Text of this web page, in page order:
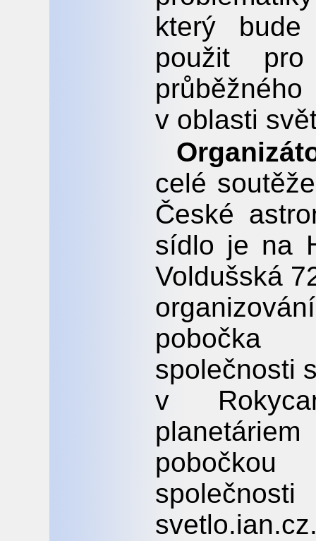
který
použit
v oblasti
celé
České
sídlo je na
Voldušská
pobočka
společnosti
v